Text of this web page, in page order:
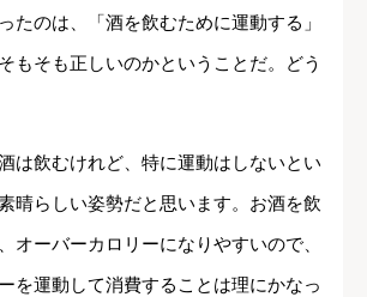
たのは、「酒を飲むために運動する」
もそも正しいのかということだ。どう
は飲むけれど、特に運動はしないとい
晴らしい姿勢だと思います。お酒を飲
オーバーカロリーになりやすいので、
を運動して消費することは理にかなっ